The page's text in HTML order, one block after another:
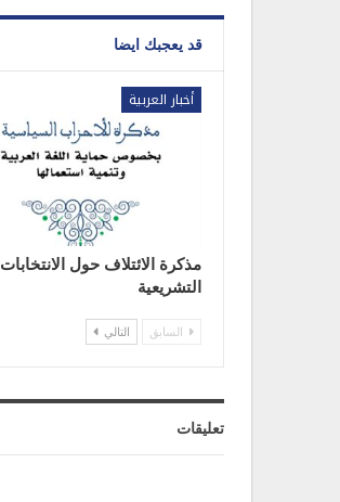
قد يعجبك ايضا
أخبار العربية
مذكرة الائتلاف حول الانتخابات
التشريعية
السابق التالي
تعليقات